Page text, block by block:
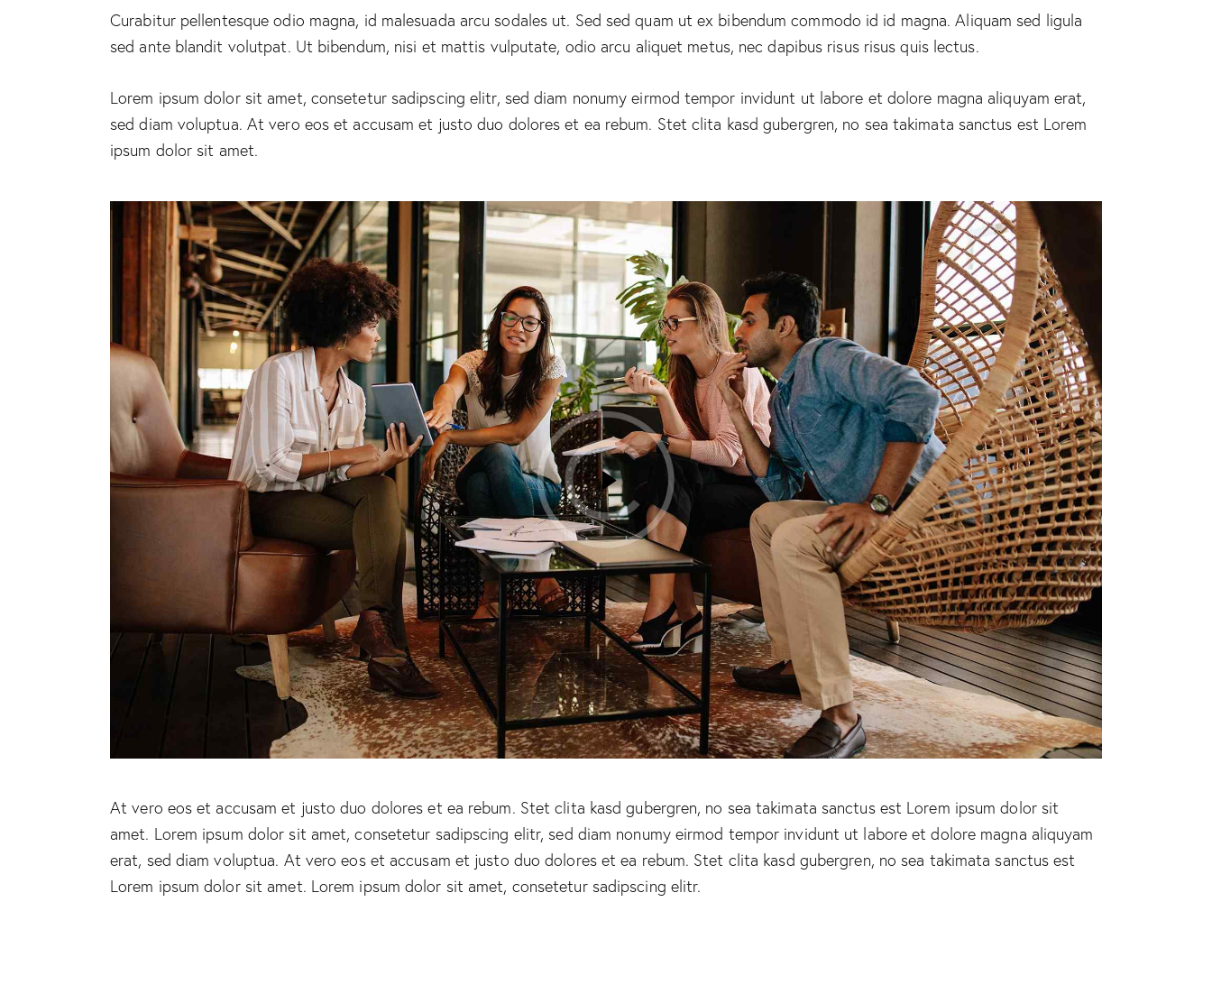
Curabitur pellentesque odio magna, id malesuada arcu sodales ut. Sed sed quam ut ex bibendum commodo id id magna. Aliquam sed ligula
sed ante blandit volutpat. Ut bibendum, nisi et mattis vulputate, odio arcu aliquet metus, nec dapibus risus risus quis lectus.
Lorem ipsum dolor sit amet, consetetur sadipscing elitr, sed diam nonumy eirmod tempor invidunt ut labore et dolore magna aliquyam erat,
sed diam voluptua. At vero eos et accusam et justo duo dolores et ea rebum. Stet clita kasd gubergren, no sea takimata sanctus est Lorem
ipsum dolor sit amet.
At vero eos et accusam et justo duo dolores et ea rebum. Stet clita kasd gubergren, no sea takimata sanctus est Lorem ipsum dolor sit
amet. Lorem ipsum dolor sit amet, consetetur sadipscing elitr, sed diam nonumy eirmod tempor invidunt ut labore et dolore magna aliquyam
erat, sed diam voluptua. At vero eos et accusam et justo duo dolores et ea rebum. Stet clita kasd gubergren, no sea takimata sanctus est
Lorem ipsum dolor sit amet. Lorem ipsum dolor sit amet, consetetur sadipscing elitr.